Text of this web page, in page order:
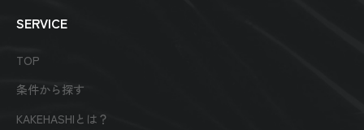
SERVICE
TOP
条件から探す
KAKEHASHIとは？